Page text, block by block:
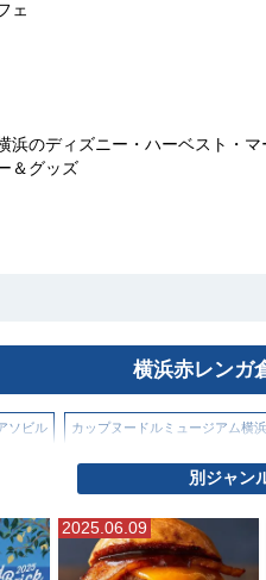
ェ
浜のディズニー・ハーベスト・
＆グッズ
横浜赤レンガ
ソビル カップヌードルミュージアム横浜
マエアキャビン（ロープウェイ） よこは
アルパーク） 新横浜ラーメン博物館（
別ジャン
2025.06.09